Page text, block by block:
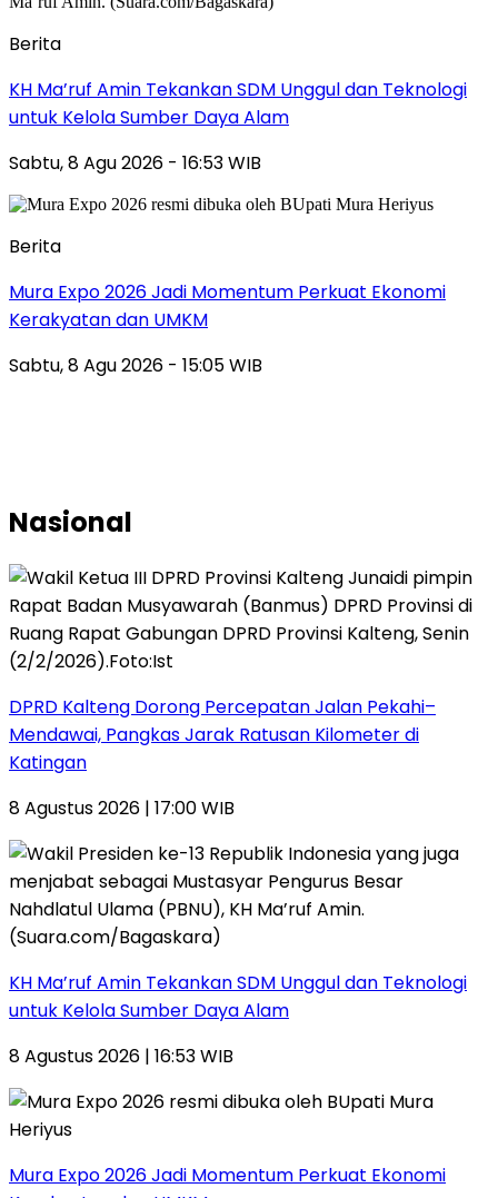
Berita
KH Ma’ruf Amin Tekankan SDM Unggul dan Teknologi
untuk Kelola Sumber Daya Alam
Sabtu, 8 Agu 2026 - 16:53 WIB
Berita
Mura Expo 2026 Jadi Momentum Perkuat Ekonomi
Kerakyatan dan UMKM
Sabtu, 8 Agu 2026 - 15:05 WIB
Nasional
DPRD Kalteng Dorong Percepatan Jalan Pekahi–
Mendawai, Pangkas Jarak Ratusan Kilometer di
Katingan
8 Agustus 2026 | 17:00 WIB
KH Ma’ruf Amin Tekankan SDM Unggul dan Teknologi
untuk Kelola Sumber Daya Alam
8 Agustus 2026 | 16:53 WIB
Mura Expo 2026 Jadi Momentum Perkuat Ekonomi